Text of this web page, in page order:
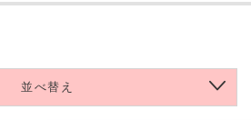
並べ替え